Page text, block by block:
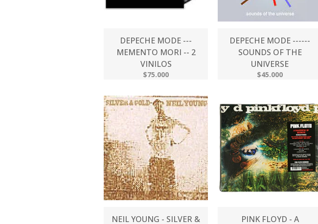
DEPECHE MODE ---
MEMENTO MORI -- 2
VINILOS
$75.000
DEPECHE MODE ------
SOUNDS OF THE
UNIVERSE
$45.000
NEIL YOUNG - SILVER &
PINK FLOYD - A